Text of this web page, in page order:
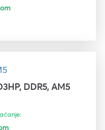
DDR5, AM5